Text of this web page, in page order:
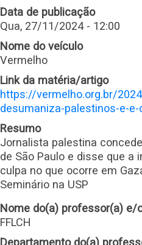
Data de publicação
Qua, 27/11/2024 - 12:00
Nome do veículo
Vermelho
Link da matéria/artigo
https://vermelho.org.br/
desumaniza-palestinos-e-
Resumo
Jornalista palestina
de São Paulo e disse que a
culpa no que ocorre em
Seminário na USP
Nome do(a) professor(a) e/
FFLCH
Departamento do(a)